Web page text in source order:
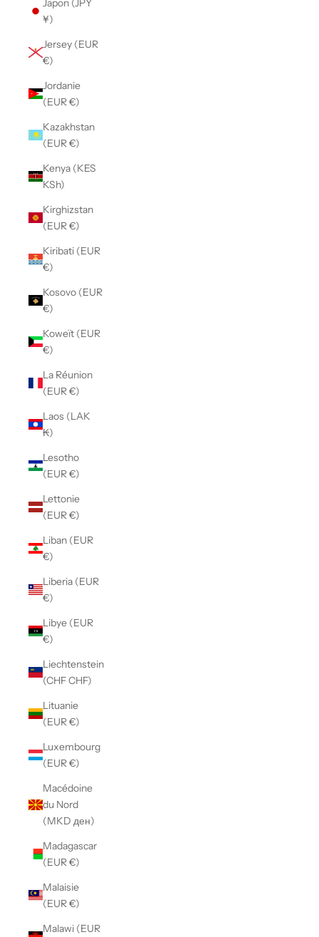
Japon (JPY
¥)
Jersey (EUR
€)
Jordanie
(EUR €)
Kazakhstan
(EUR €)
Kenya (KES
KSh)
Kirghizstan
(EUR €)
Kiribati (EUR
€)
Kosovo (EUR
€)
Koweït (EUR
€)
La Réunion
(EUR €)
Laos (LAK
₭)
Lesotho
(EUR €)
Lettonie
(EUR €)
Liban (EUR
€)
Liberia (EUR
€)
Libye (EUR
€)
Liechtenstein
(CHF CHF)
Lituanie
(EUR €)
Luxembourg
(EUR €)
Macédoine
du Nord
(MKD ден)
Madagascar
(EUR €)
Malaisie
(EUR €)
Malawi (EUR